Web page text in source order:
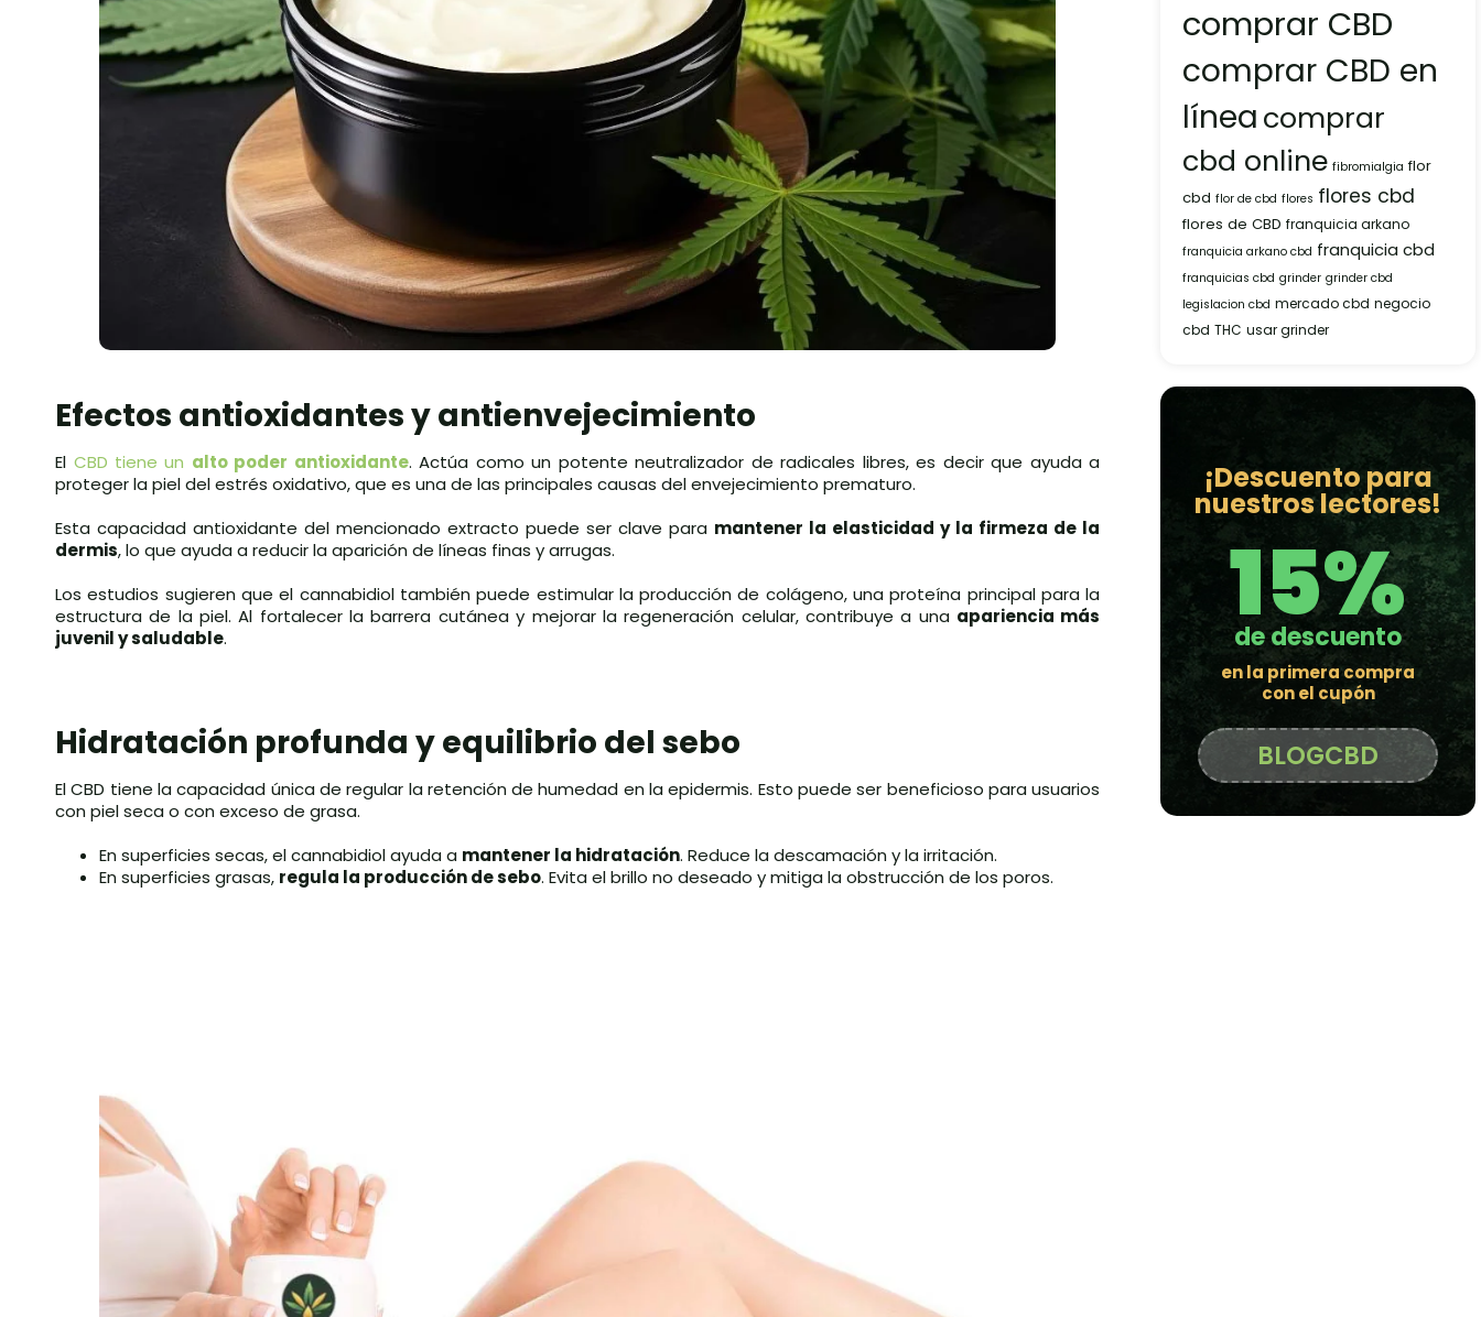
Efectos antioxidantes y antienvejecimiento
El CBD tiene un alto poder antioxidante. Actúa como un potente neutralizador de radicales libres, es decir que ayuda a
proteger la piel del estrés oxidativo, que es una de las principales causas del envejecimiento prematuro.
Esta capacidad antioxidante del mencionado extracto puede ser clave para mantener la elasticidad y la firmeza de la
dermis, lo que ayuda a reducir la aparición de líneas finas y arrugas.
Los estudios sugieren que el cannabidiol también puede estimular la producción de colágeno, una proteína principal para la
estructura de la piel. Al fortalecer la barrera cutánea y mejorar la regeneración celular, contribuye a una apariencia más
juvenil y saludable.
Hidratación profunda y equilibrio del sebo
El CBD tiene la capacidad única de regular la retención de humedad en la epidermis. Esto puede ser beneficioso para usuarios
con piel seca o con exceso de grasa.
En superficies secas, el cannabidiol ayuda a mantener la hidratación. Reduce la descamación y la irritación.
En superficies grasas, regula la producción de sebo. Evita el brillo no deseado y mitiga la obstrucción de los poros.
comprar CBD
comprar CBD en
líneacomprar
cbd online fibromialgia flor
cbd flor de cbd flores flores cbd
flores de CBD franquicia arkano
franquicia arkano cbd franquicia cbd
franquicias cbd grinder grinder cbd
legislacion cbd mercado cbd negocio
cbd THC usar grinder
¡Descuento para
nuestros lectores!
15%
de descuento
en la primera compra
con el cupón
BLOGCBD